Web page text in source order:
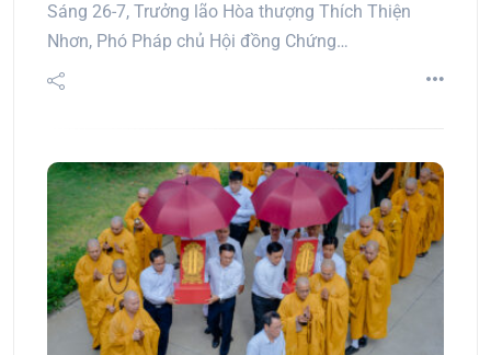
Sáng 26-7, Trưởng lão Hòa thượng Thích Thiện
Nhơn, Phó Pháp chủ Hội đồng Chứng…